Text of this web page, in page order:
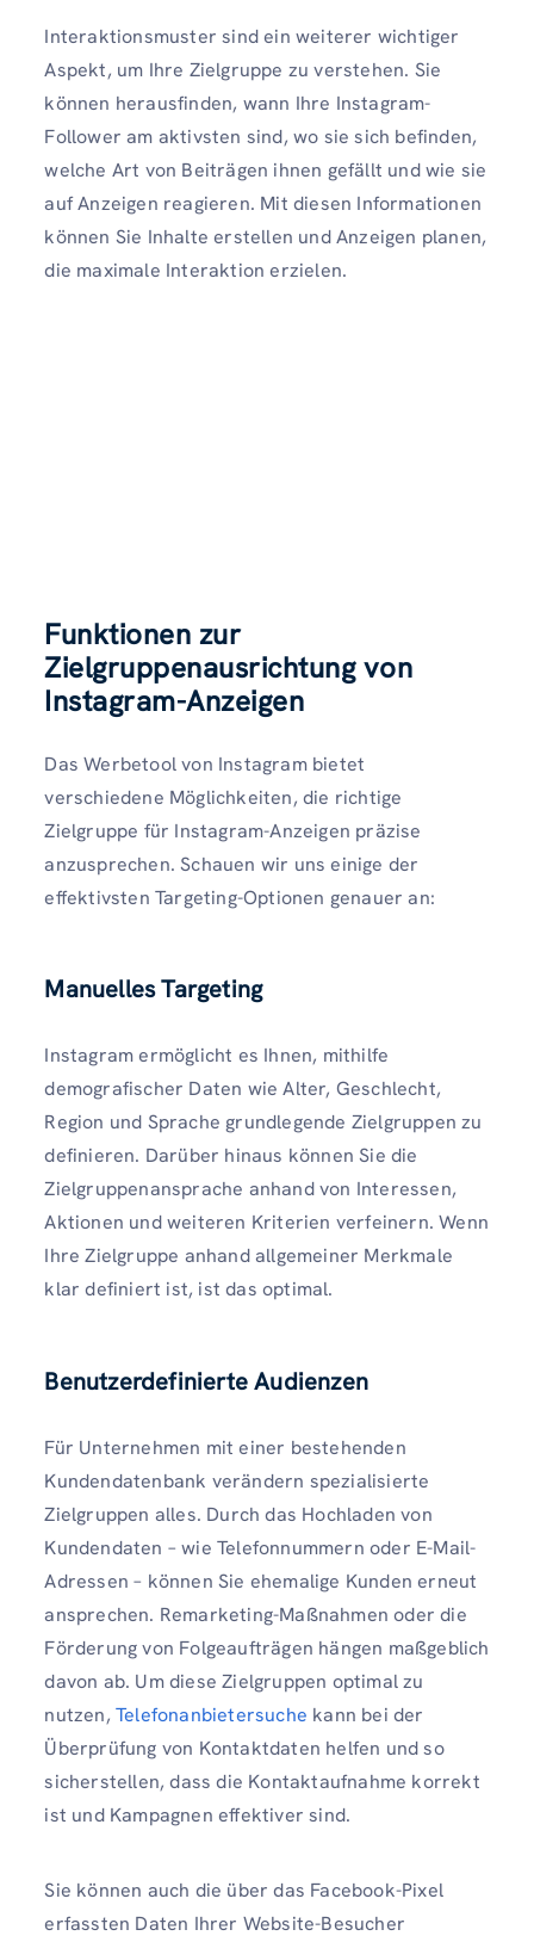
Interaktionsmuster sind ein weiterer wichtiger
Aspekt, um Ihre Zielgruppe zu verstehen. Sie
können herausfinden, wann Ihre Instagram-
Follower am aktivsten sind, wo sie sich befinden,
welche Art von Beiträgen ihnen gefällt und wie sie
auf Anzeigen reagieren. Mit diesen Informationen
können Sie Inhalte erstellen und Anzeigen planen,
die maximale Interaktion erzielen.
Funktionen zur
Zielgruppenausrichtung von
Instagram-Anzeigen
Das Werbetool von Instagram bietet
verschiedene Möglichkeiten, die richtige
Zielgruppe für Instagram-Anzeigen präzise
anzusprechen. Schauen wir uns einige der
effektivsten Targeting-Optionen genauer an:
Manuelles Targeting
Instagram ermöglicht es Ihnen, mithilfe
demografischer Daten wie Alter, Geschlecht,
Region und Sprache grundlegende Zielgruppen zu
definieren. Darüber hinaus können Sie die
Zielgruppenansprache anhand von Interessen,
Aktionen und weiteren Kriterien verfeinern. Wenn
Ihre Zielgruppe anhand allgemeiner Merkmale
klar definiert ist, ist das optimal.
Benutzerdefinierte Audienzen
Für Unternehmen mit einer bestehenden
Kundendatenbank verändern spezialisierte
Zielgruppen alles. Durch das Hochladen von
Kundendaten – wie Telefonnummern oder E-Mail-
Adressen – können Sie ehemalige Kunden erneut
ansprechen. Remarketing-Maßnahmen oder die
Förderung von Folgeaufträgen hängen maßgeblich
davon ab. Um diese Zielgruppen optimal zu
nutzen, Telefonanbietersuche kann bei der
Überprüfung von Kontaktdaten helfen und so
sicherstellen, dass die Kontaktaufnahme korrekt
ist und Kampagnen effektiver sind.
Sie können auch die über das Facebook-Pixel
erfassten Daten Ihrer Website-Besucher